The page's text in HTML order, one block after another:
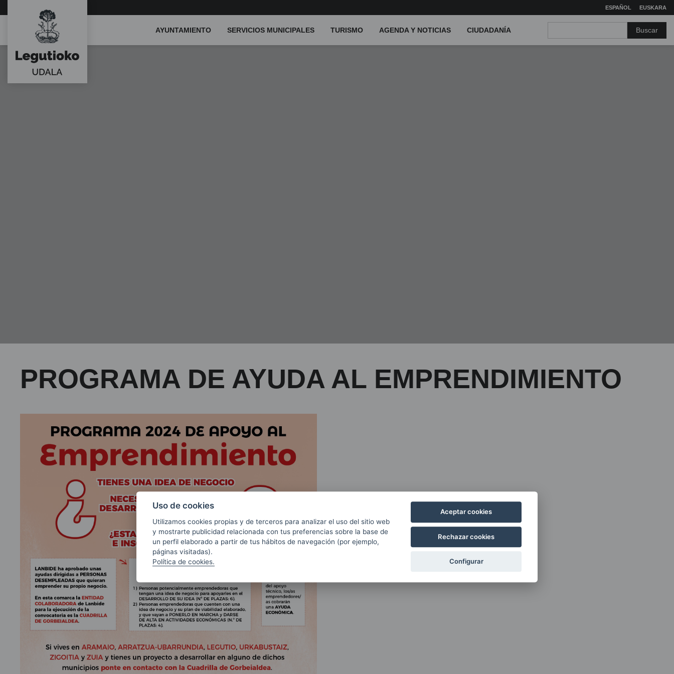
ESPAÑOL EUSKARA
Menu
AYUNTAMIENTO SERVICIOS MUNICIPALES TURISMO AGENDA Y NOTICIAS CIUDADANÍA
PROGRAMA DE AYUDA AL EMPRENDIMIENTO
Uso de cookies
Utilizamos cookies propias y de terceros para analizar el uso del sitio web
y mostrarte publicidad relacionada con tus preferencias sobre la base de
un perfil elaborado a partir de tus hábitos de navegación (por ejemplo,
páginas visitadas).
Política de cookies.
Aceptar cookies
Rechazar cookies
Configurar